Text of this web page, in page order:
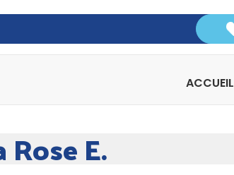
ACCUEIL
E.